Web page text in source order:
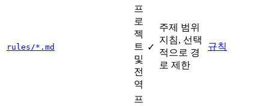
rules/*.md
프
로
젝
트
및
전
역
✓
주제 범위
지침, 선택
적으로 경
로 제한
규칙
프